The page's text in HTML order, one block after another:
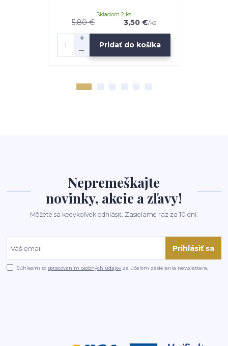
5,80 € 3,50 €/ks
Skladom 2 ks
Pridať do košíka
Nepremeškajte
novinky, akcie a zľavy!
Môžete sa kedykoľvek odhlásiť. Zasielame raz za 10 dní.
Prihlásiť sa
Súhlasím sospracovaním osobných údajov za účelom zasielania newslettera.